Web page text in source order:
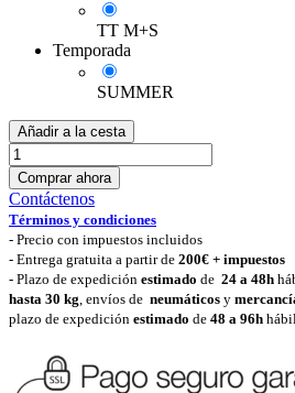
TT M+S
Temporada
SUMMER
Añadir a la cesta
Comprar ahora
Contáctenos
Términos y condiciones
- Precio con impuestos incluidos
- Entrega gratuita a partir de 200€ + impuestos
- Plazo de expedición estimado de 24 a 48h
hasta 30 kg, envíos de neumáticos y
plazo de expedición estimado de 48 a 96h